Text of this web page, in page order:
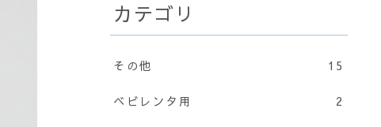
カテゴリ
その他 15
ベビレンタ用 2